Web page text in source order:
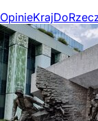
OpinieKraj